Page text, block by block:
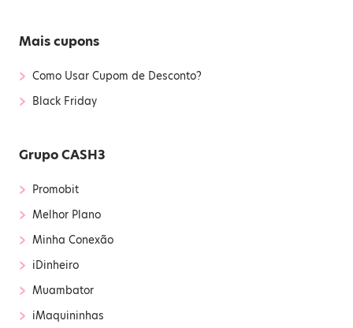
Mais cupons
› Como Usar Cupom de Desconto?
› Black Friday
Grupo CASH3
› Promobit
› Melhor Plano
› Minha Conexão
› iDinheiro
› Muambator
› iMaquininhas